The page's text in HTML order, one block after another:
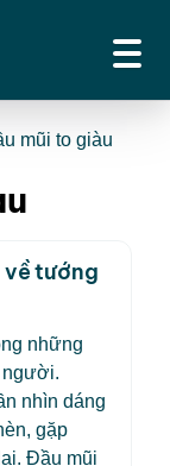
mũi to giàu
về tướng
những
người.
nhìn dáng
gặp
Đầu mũi